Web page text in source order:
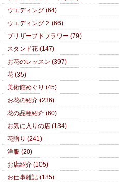
ウエディング (64)
ウエディング２ (66)
プリザーブドフラワー (79)
スタンド花 (147)
お花のレッスン (397)
花 (35)
美術館めぐり (45)
お花の紹介 (236)
花の品種紹介 (60)
お気に入りの店 (134)
花贈り (241)
洋服 (20)
お店紹介 (105)
お仕事雑記 (185)